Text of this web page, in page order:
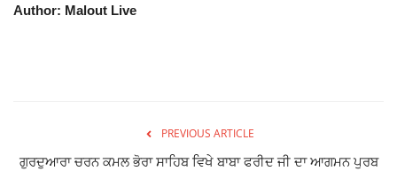
Author: Malout Live
PREVIOUS ARTICLE
ਗੁਰਦੁਆਰਾ ਚਰਨ ਕਮਲ ਭੋਰਾ ਸਾਹਿਬ ਵਿਖੇ ਬਾਬਾ ਫਰੀਦ ਜੀ ਦਾ ਆਗਮਨ ਪੁਰਬ